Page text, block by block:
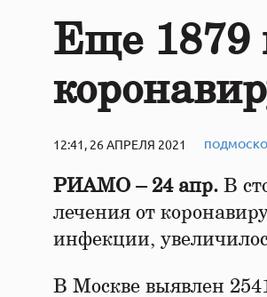
Еще 1879
12:41, 26 АПРЕЛЯ 2021
РИАМО – 24 апр. В
лечения от
инфекции,
В Москве выявлен